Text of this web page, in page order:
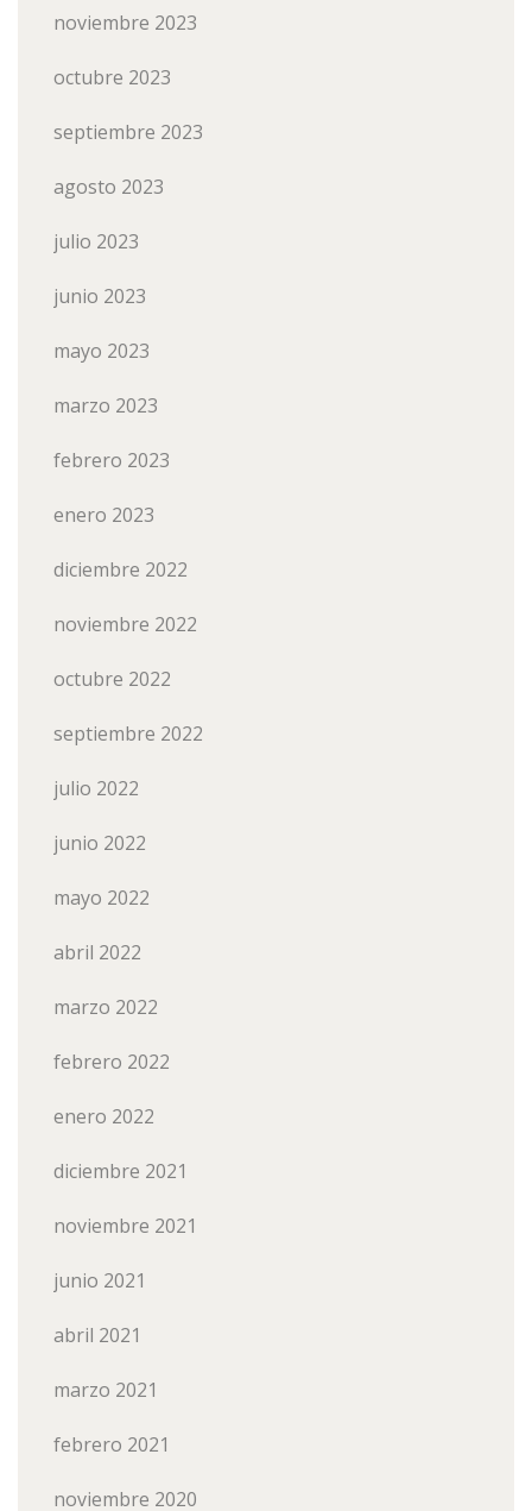
noviembre 2023
octubre 2023
septiembre 2023
agosto 2023
julio 2023
junio 2023
mayo 2023
marzo 2023
febrero 2023
enero 2023
diciembre 2022
noviembre 2022
octubre 2022
septiembre 2022
julio 2022
junio 2022
mayo 2022
abril 2022
marzo 2022
febrero 2022
enero 2022
diciembre 2021
noviembre 2021
junio 2021
abril 2021
marzo 2021
febrero 2021
noviembre 2020